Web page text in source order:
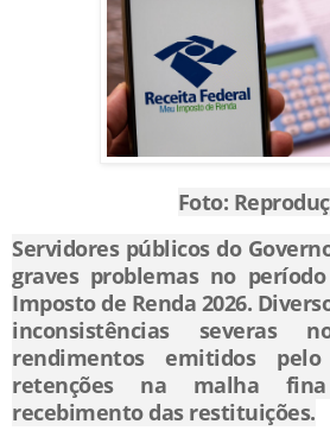
Foto:
Servidores públicos do
graves problemas no
Imposto de Renda 2026.
inconsistências severas
rendimentos emitidos pelo
retenções na malha
recebimento das restituições.